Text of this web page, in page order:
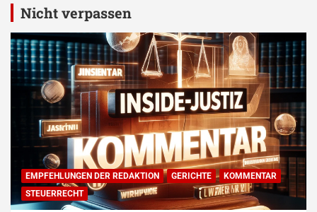
Nicht verpassen
EMPFEHLUNGEN DER REDAKTION GERICHTE
KOMMENTAR
STEUERRECHT